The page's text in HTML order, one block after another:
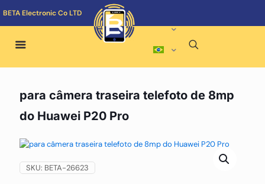
BETA Electronic Co LTD
para câmera traseira telefoto de 8mp
do Huawei P20 Pro
SKU: BETA-26623